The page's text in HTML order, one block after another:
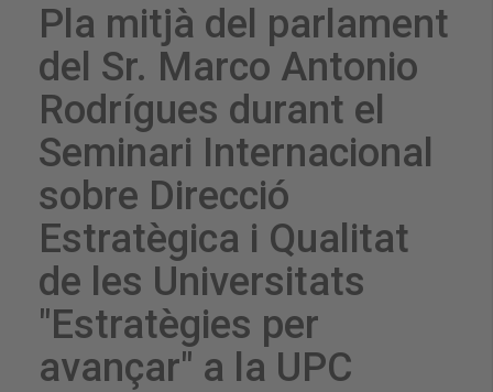
Pla mitjà del parlament
del Sr. Marco Antonio
Rodrígues durant el
Seminari Internacional
sobre Direcció
Estratègica i Qualitat
de les Universitats
"Estratègies per
avançar" a la UPC